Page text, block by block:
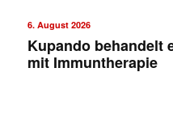
6. August 2026
Kupando behandelt
mit Immuntherapie